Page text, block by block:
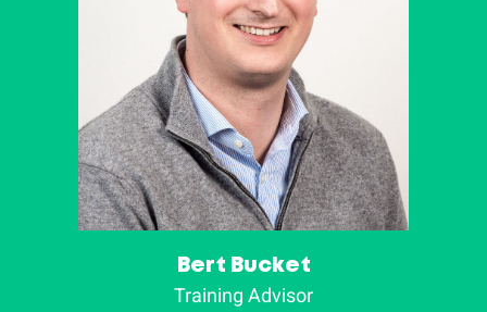
Bert Bucket
Training Advisor